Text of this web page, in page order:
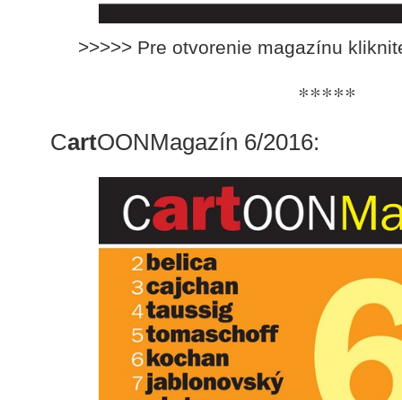
>>>>> Pre otvorenie magazínu
*****
CartOONMagazín 6/2016: